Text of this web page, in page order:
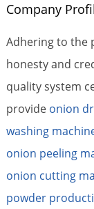
Company
Adhering to the
honesty and
quality system
provide onion
washing
onion peeling
onion cutting
powder